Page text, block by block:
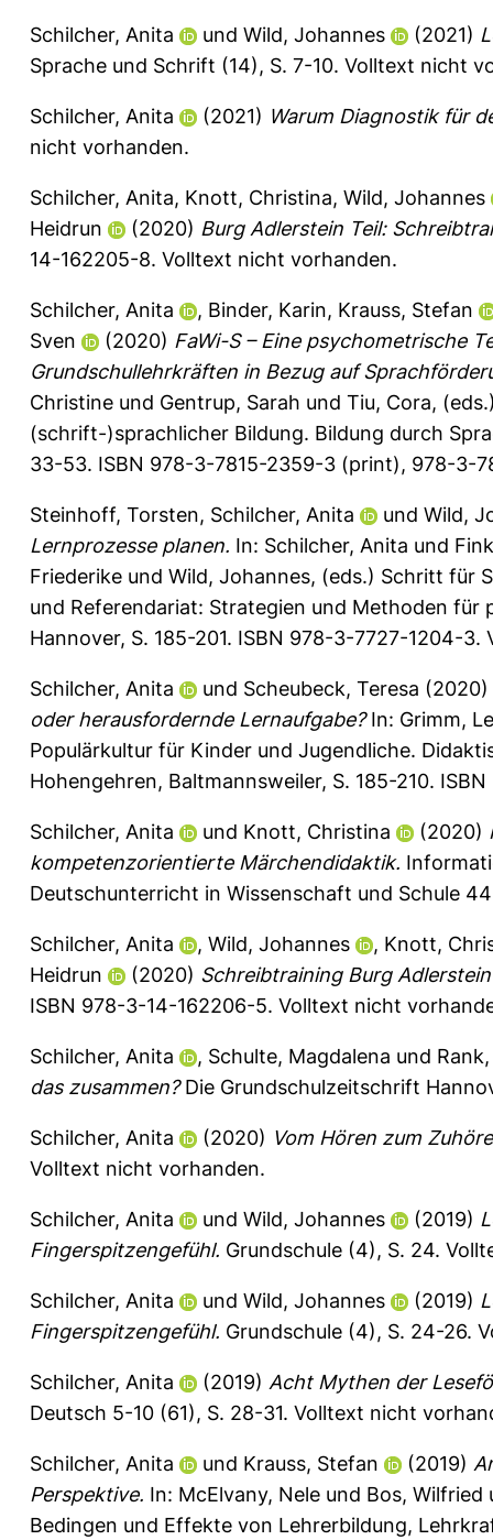
Schilcher, Anita und Wild, Johannes (2021)
Sprache und Schrift (14), S. 7-10. Volltext nicht
Schilcher, Anita (2021) Warum Diagnostik für
nicht vorhanden.
Schilcher, Anita, Knott, Christina, Wild, Johannes
Heidrun
(2020) Burg Adlerstein Teil:
14-162205-8. Volltext nicht vorhanden.
Schilcher, Anita , Binder, Karin, Krauss, Stefan
Sven
(2020) FaWi-S – Eine psychometrische
Grundschullehrkräften in Bezug auf
Christine und Gentrup, Sarah und Tiu, Cora,
(schrift-)sprachlicher Bildung. Bildung durch
33-53. ISBN 978-3-7815-2359-3 (print), 978-3-
Steinhoff, Torsten, Schilcher, Anita und Wild,
Lernprozesse planen. In: Schilcher, Anita und
Friederike und Wild, Johannes, (eds.) Schritt für
und Referendariat: Strategien und Methoden für
Hannover, S. 185-201. ISBN 978-3-7727-1204-
Schilcher, Anita und Scheubeck, Teresa (2020)
oder herausfordernde Lernaufgabe?In: Grimm,
Populärkultur für Kinder und Jugendliche.
Hohengehren, Baltmannsweiler, S. 185-210.
Schilcher, Anita und Knott, Christina (2020)
kompetenzorientierte Märchendidaktik.
Deutschunterricht in Wissenschaft und Schule
Schilcher, Anita , Wild, Johannes , Knott,
Heidrun
(2020) Schreibtraining Burg
ISBN 978-3-14-162206-5. Volltext nicht
Schilcher, Anita , Schulte, Magdalena und
das zusammen?Die Grundschulzeitschrift
Schilcher, Anita (2020) Vom Hören zum
Volltext nicht vorhanden.
Schilcher, Anita und Wild, Johannes (2019)
Fingerspitzengefühl. Grundschule (4), S. 24.
Schilcher, Anita und Wild, Johannes (2019)
Fingerspitzengefühl. Grundschule (4), S. 24-26.
Schilcher, Anita (2019) Acht Mythen der
Deutsch 5-10 (61), S. 28-31. Volltext nicht
Schilcher, Anita und Krauss, Stefan (2019)
Perspektive. In: McElvany, Nele und Bos, Wilfried
Bedingen und Effekte von Lehrerbildung,